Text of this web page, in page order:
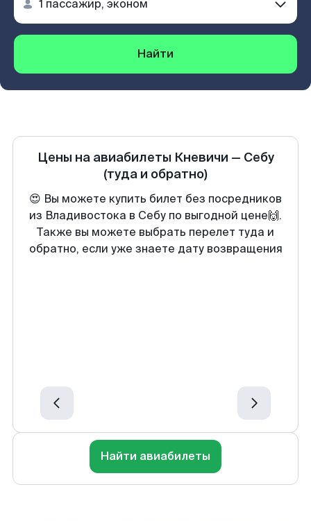
Найти
Цены на авиабилеты Кневичи — Себу
(туда и обратно)
😍 Вы можете купить билет без посредников
из Владивостока в Себу по выгодной цене🙌.
Также вы можете выбрать перелет туда и
обратно, если уже знаете дату возвращения
Найти авиабилеты